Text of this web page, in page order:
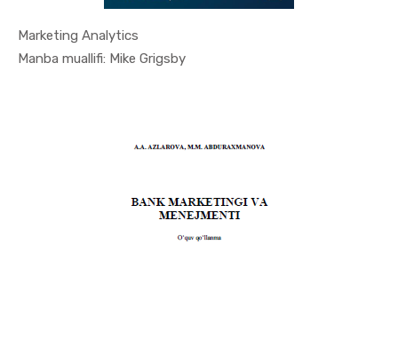
Marketing Analytics
Manba muallifi: Mike GrigsbyIn Marketi...